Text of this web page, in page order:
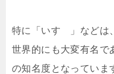
特に「いすゞ」などは
世界的にも大変有名で
の知名度となっていま